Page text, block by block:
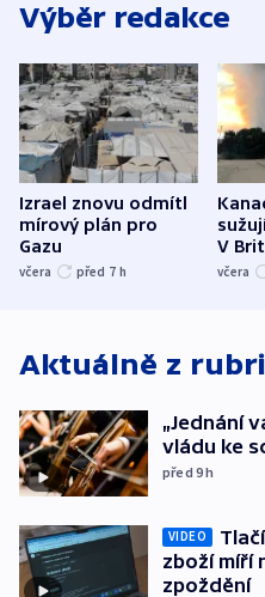
Výběr redakce
Izrael znovu odmítl
mírový plán pro
Gazu
včera před 7 h
V
včera
Aktuálně z
„Jednání
vládu ke
před 9h
VIDEO
zboží míří
zpoždění